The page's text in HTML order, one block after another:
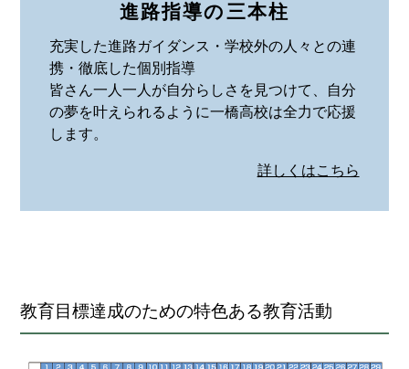
進路指導の三本柱
充実した進路ガイダンス・学校外の人々との連
携・徹底した個別指導
皆さん一人一人が自分らしさを見つけて、自分
の夢を叶えられるように一橋高校は全力で応援
します。
詳しくはこちら
教育目標達成のための特色ある教育活動